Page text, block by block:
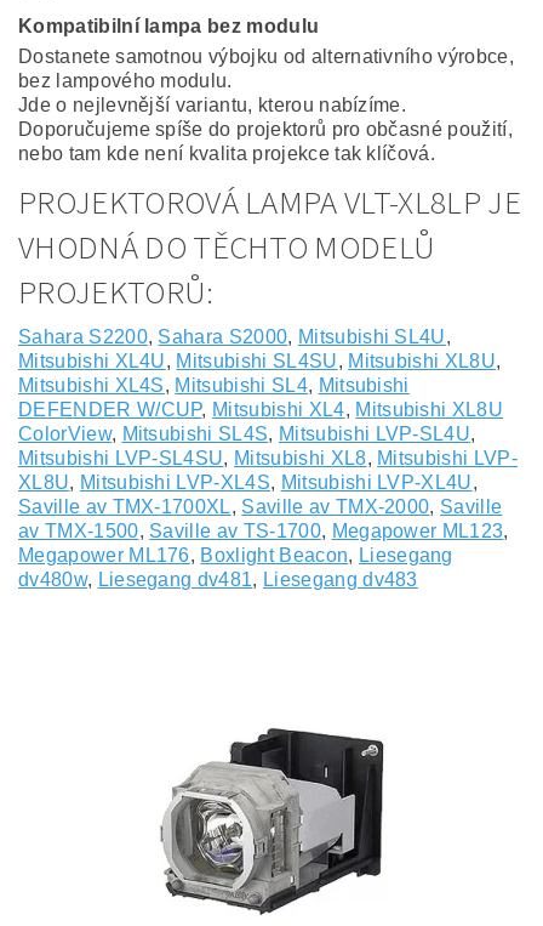
Kompatibilní lampa bez modulu
Dostanete samotnou výbojku od alternativního výrobce,
bez lampového modulu.
Jde o nejlevnější variantu, kterou nabízíme.
Doporučujeme spíše do projektorů pro občasné použití,
nebo tam kde není kvalita projekce tak klíčová.
PROJEKTOROVÁ LAMPA VLT-XL8LP JE
VHODNÁ DO TĚCHTO MODELŮ
PROJEKTORŮ:
Sahara S2200, Sahara S2000, Mitsubishi SL4U,
Mitsubishi XL4U, Mitsubishi SL4SU, Mitsubishi XL8U,
Mitsubishi XL4S, Mitsubishi SL4, Mitsubishi
DEFENDER W/CUP, Mitsubishi XL4, Mitsubishi XL8U
ColorView, Mitsubishi SL4S, Mitsubishi LVP-SL4U,
Mitsubishi LVP-SL4SU, Mitsubishi XL8, Mitsubishi LVP-
XL8U, Mitsubishi LVP-XL4S, Mitsubishi LVP-XL4U,
Saville av TMX-1700XL, Saville av TMX-2000, Saville
av TMX-1500, Saville av TS-1700, Megapower ML123,
Megapower ML176, Boxlight Beacon, Liesegang
dv480w, Liesegang dv481, Liesegang dv483